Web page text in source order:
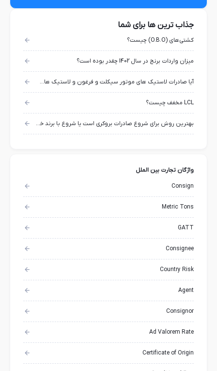
جذاب ترین ها برای شما
کشتی‌های (O.B.O) چیست؟
میزان واردات برنج در سال 1402 چقدر بوده است؟
آیا صادرات لاستیک های موتور سیکلت و فرغون و لاستیک های سبک مجاز است؟
LCL مخفف چیست؟
بهترین روش برای شروع صادرات بروکری است یا شروع با برند خودمان؟
واژگان تجارت بین الملل
Consign
Metric Tons
GATT
Consignee
Country Risk
Agent
Consignor
Ad Valorem Rate
Certificate of Origin